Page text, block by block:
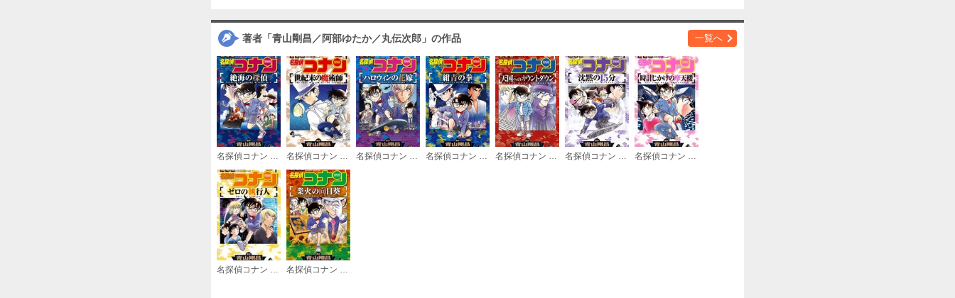
購入する
著者「青山剛昌／阿部ゆたか／丸伝次郎」の作品 一覧へ
名探偵コナン 絶海の探偵 名探偵コナン 世紀末の魔術師 名探偵コナン ハロウィンの花嫁 名探偵コナン 紺青の拳 名探偵コナン 天国へのカウントダウン 名探偵コナン 沈黙の15分 名探偵コナン 時計じかけの摩天楼
名探偵コナン ゼロの執行人 名探偵コナン 業火の向日葵